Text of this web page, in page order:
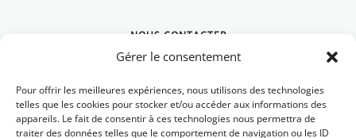
Gérer le consentement
Pour offrir les meilleures expériences, nous utilisons des technologies
telles que les cookies pour stocker et/ou accéder aux informations des
appareils. Le fait de consentir à ces technologies nous permettra de
traiter des données telles que le comportement de navigation ou les ID
NOUS CONTACTER
Nous contacter